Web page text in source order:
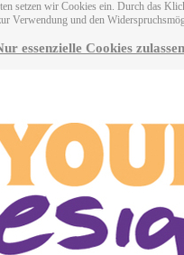
setzen wir Cookies ein. Durch das
Verwendung und den
essenzielle Cookies zulassen